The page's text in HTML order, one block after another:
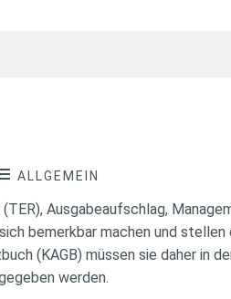
ALLGEMEIN
Ausgabeaufschlag,
bemerkbar machen und
(KAGB) müssen sie daher in
werden.